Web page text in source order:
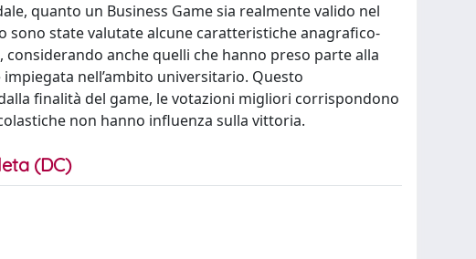
quanto un Business Game sia realmente valido nel
state valutate alcune caratteristiche anagrafico-
anche quelli che hanno preso parte alla
nell’ambito universitario. Questo
finalità del game, le votazioni migliori corrispondono
non hanno influenza sulla vittoria.
(DC)